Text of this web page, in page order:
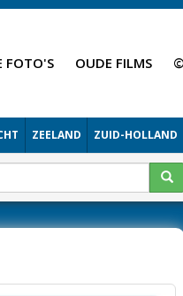
FOTO'S OUDE FILMS ©
ZEELAND ZUID-HOLLAND